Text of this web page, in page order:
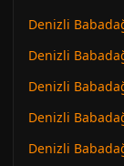
Denizli
Denizli
Denizli
Denizli
Denizli